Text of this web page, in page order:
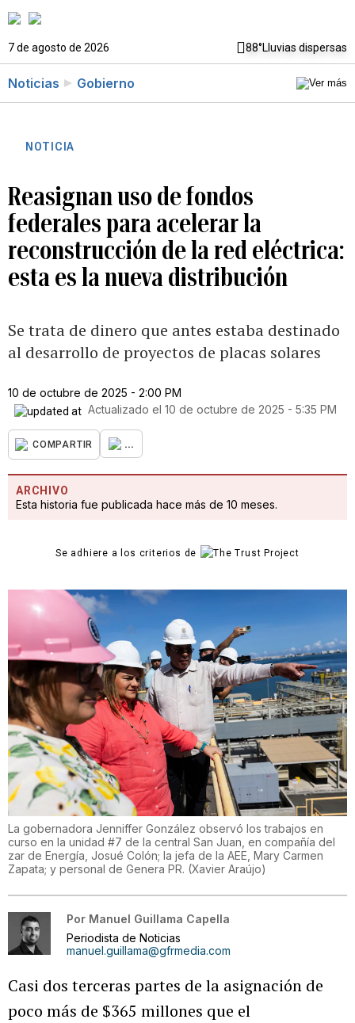
7 de agosto de 2026 88°Lluvias dispersas
Noticias Gobierno
NOTICIA
Reasignan uso de fondos
federales para acelerar la
reconstrucción de la red eléctrica:
esta es la nueva distribución
Se trata de dinero que antes estaba destinado
al desarrollo de proyectos de placas solares
10 de octubre de 2025 - 2:00 PM
Actualizado el 10 de octubre de 2025 - 5:35 PM
COMPARTIR ...
ARCHIVO
Esta historia fue publicada hace más de 10 meses.
Se adhiere a los criterios de
La gobernadora Jenniffer González observó los trabajos en
curso en la unidad #7 de la central San Juan, en compañía del
zar de Energía, Josué Colón; la jefa de la AEE, Mary Carmen
Zapata; y personal de Genera PR. (Xavier Araújo)
Por Manuel Guillama Capella
Periodista de Noticias
manuel.guillama@gfrmedia.com
Casi dos terceras partes de la asignación de
poco más de $365 millones que el